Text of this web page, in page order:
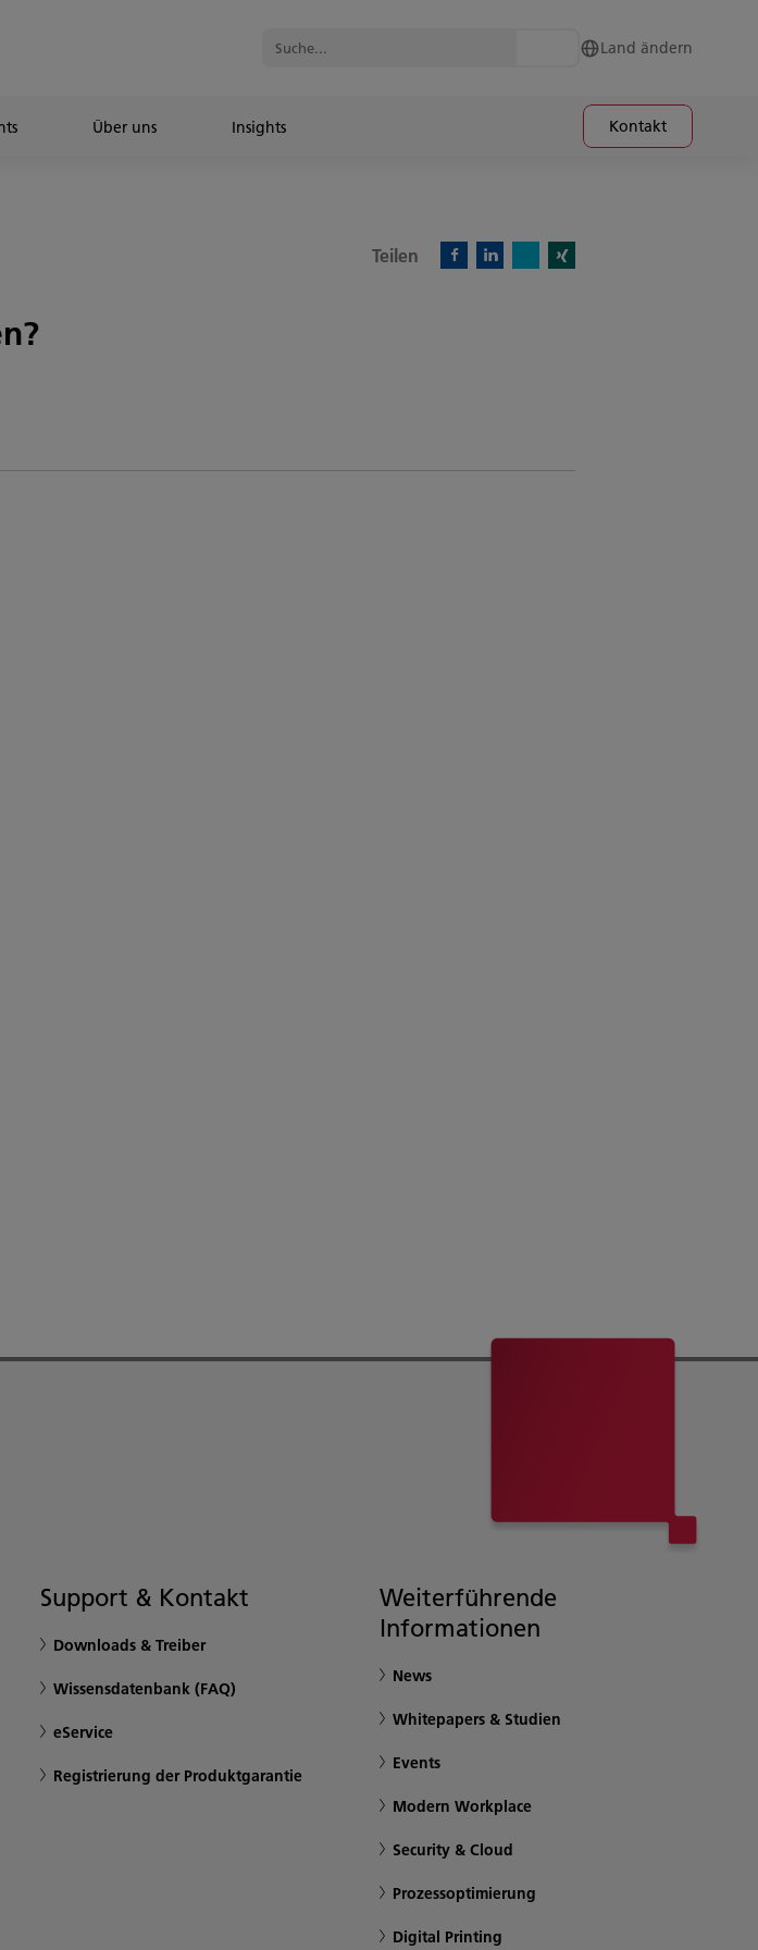
Land ändern
Über uns Insights Kontakt
Teilen
Support & Kontakt
Downloads & Treiber
Wissensdatenbank (FAQ)
eService
Registrierung der Produktgarantie
Weiterführende
Informationen
News
Whitepapers & Studien
Events
Modern Workplace
Security & Cloud
Prozessoptimierung
Digital Printing